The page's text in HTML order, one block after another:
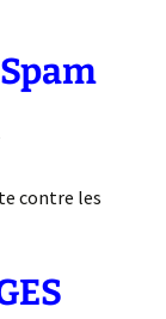
contre les